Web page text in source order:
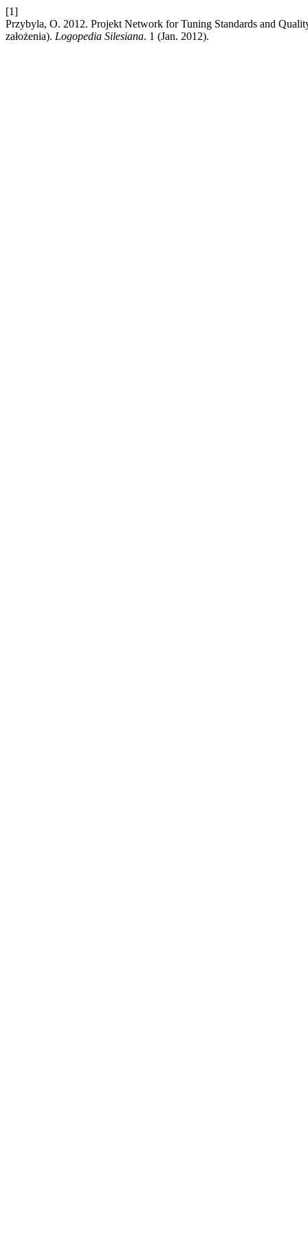
[1]
Przybyla, O. 2012. Projekt Network for Tuning Standards and
założenia). Logopedia Silesiana. 1 (Jan. 2012).